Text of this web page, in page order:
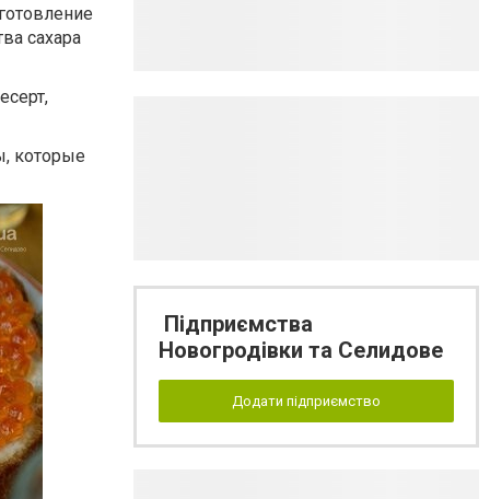
сахара
которые
Підприємства
Новогродівки та Селидове
Додати підприємство